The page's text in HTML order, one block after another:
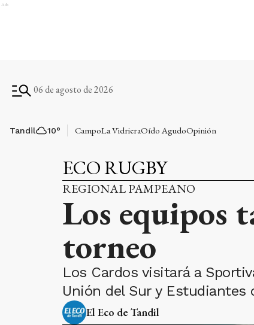
Ads
06 de agosto de 2026
Tandil 10° CampoLa VidrieraOído AgudoOpinión
ECO RUGBY
REGIONAL PAMPEANO
Los equipos
torneo
Los Cardos visitará a
Unión del Sur y Estudiantes
El Eco de Tandil